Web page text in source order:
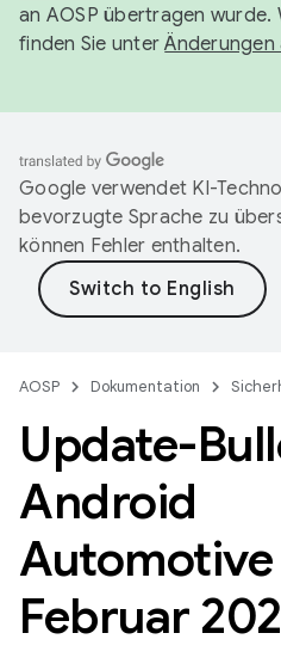
an AOSP übertragen
finden Sie unterÄnderungen
Google verwendet KI-
bevorzugte Sprache zu
können Fehler enthalten.
AOSP Dokumentation
Update-
Android
Automotive
Februar